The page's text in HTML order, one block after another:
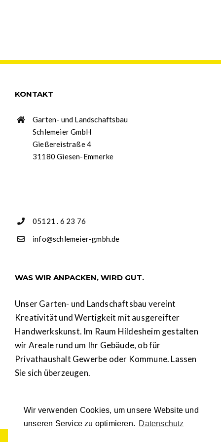
Wir verwenden Cookies, um unsere Website und
unseren Service zu optimieren. Datenschutz
KONTAKT
Garten- und Landschaftsbau
Schlemeier GmbH
Gießereistraße 4
31180 Giesen-Emmerke
05121 . 6 23 76
info@schlemeier-gmbh.de
WAS WIR ANPACKEN, WIRD GUT.
Unser Garten- und Landschaftsbau vereint
Kreativität und Wertigkeit mit ausgereifter
Handwerkskunst. Im Raum Hildesheim gestalten
wir Areale rund um Ihr Gebäude, ob für
Privathaushalt Gewerbe oder Kommune. Lassen
Sie sich überzeugen.